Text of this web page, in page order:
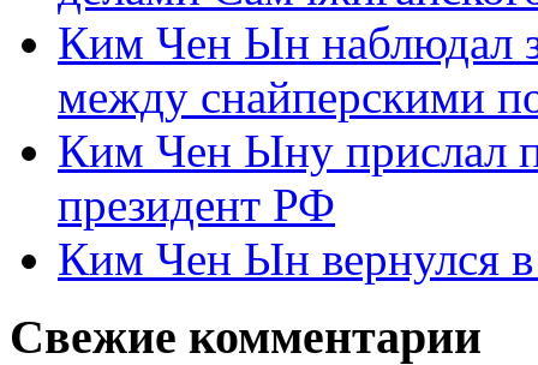
Ким Чен Ын наблюдал
между снайперскими
Ким Чен Ыну прислал
президент РФ
Ким Чен Ын вернулся
Свежие комментарии